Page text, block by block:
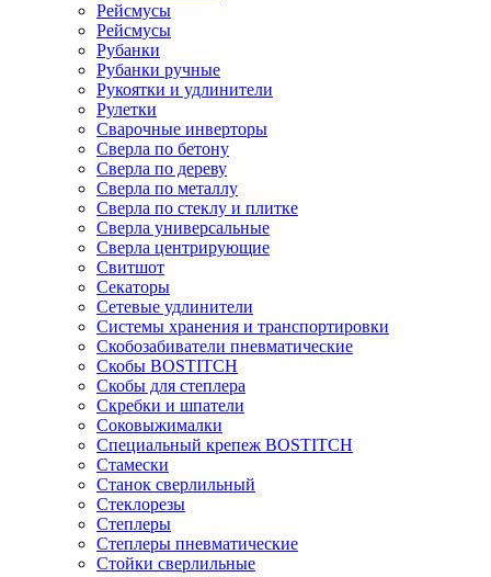
Рейсмусы
Рейсмусы
Рубанки
Рубанки ручные
Рукоятки и удлинители
Рулетки
Сварочные инверторы
Сверла по бетону
Сверла по дереву
Сверла по металлу
Сверла по стеклу и плитке
Сверла универсальные
Сверла центрирующие
Свитшот
Секаторы
Сетевые удлинители
Системы хранения и транспортировки
Скобозабиватели пневматические
Скобы BOSTITCH
Скобы для степлера
Скребки и шпатели
Соковыжималки
Специальный крепеж BOSTITCH
Стамески
Станок сверлильный
Стеклорезы
Степлеры
Степлеры пневматические
Стойки сверлильные